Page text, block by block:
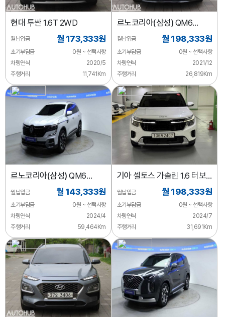
현대 투싼 1.6T 2WD
월납입금 월 173,333원
초기부담금
0원 ~ 선택사항
차량연식
2020/5
주행거리
11,741Km
르노코리아(삼성) QM6
가솔린 2.0 GDe SE 2WD
월납입금 월 198,333원
초기부담금
0원 ~ 선택사항
차량연식
2021/12
주행거리
26,819Km
르노코리아(삼성) QM6
퀘스트 2.0 LPe 2WD
월납입금 월 143,333원
초기부담금
0원 ~ 선택사항
차량연식
2024/4
주행거리
59,464Km
기아셀토스 가솔린 1.6 터보
2WD
월납입금 월 198,333원
초기부담금
0원 ~ 선택사항
차량연식
2024/7
주행거리
31,691Km